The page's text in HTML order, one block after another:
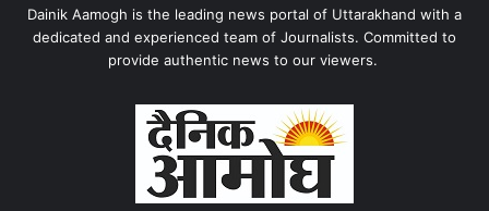
Dainik Aamogh is the leading news portal of Uttarakhand with a
dedicated and experienced team of Journalists. Committed to
provide authentic news to our viewers.